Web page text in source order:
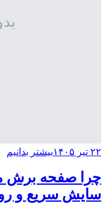
۲۲ تیر ۱۴۰۵ بیشتر بدانیم
چرا صفحه برش
سایش سریع و